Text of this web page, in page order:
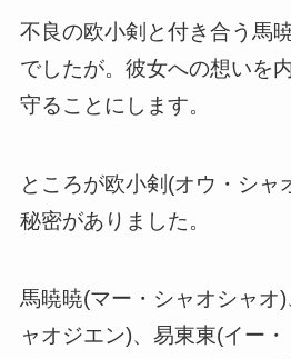
不良の欧小剣と付き合う馬
でしたが。彼女への想いを
守ることにします。
ところが欧小剣(オウ・シャ
秘密がありました。
馬暁暁(マー・シャオシャオ
ャオジエン)、易東東(イー